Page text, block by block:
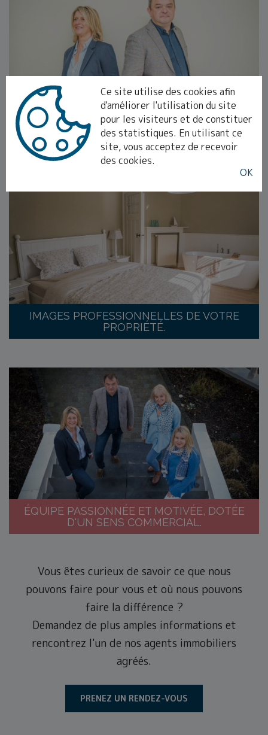
UNE CONNAISSANCE APPROFONDIE DU
MARCHÉ ET DE NOMBREUSES ANNÉES
D'EXPÉRIENCE.
IMAGES PROFESSIONNELLES DE VOTRE
PROPRIÉTÉ.
ÉQUIPE PASSIONNÉE ET MOTIVÉE, DOTÉE
D'UN SENS COMMERCIAL.
Vous êtes curieux de savoir ce que nous
pouvons faire pour vous et où nous pouvons
faire la différence ?
Demandez de plus amples informations et
rencontrez l'un de nos agents immobiliers
agréés.
PRENEZ UN RENDEZ-VOUS
Ce site utilise des cookies afin
d'améliorer l'utilisation du site
pour les visiteurs et de constituer
des statistiques. En utilisant ce
site, vous acceptez de recevoir
des cookies.
OK